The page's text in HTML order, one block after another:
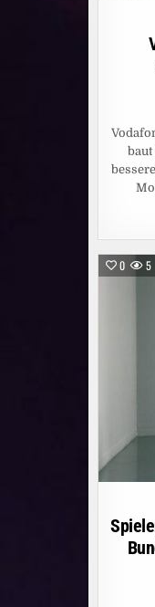
0 5